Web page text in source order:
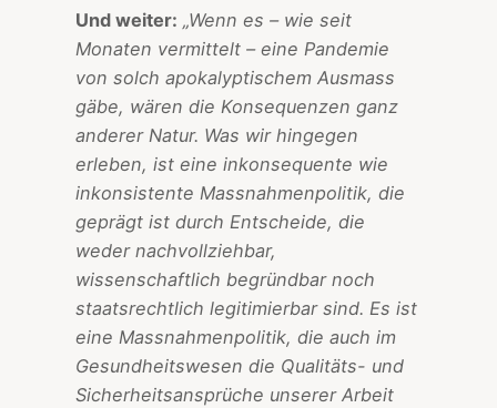
Und weiter: „Wenn es – wie seit
Monaten vermittelt – eine Pandemie
von solch apokalyptischem Ausmass
gäbe, wären die Konsequenzen ganz
anderer Natur. Was wir hingegen
erleben, ist eine inkonsequente wie
inkonsistente Massnahmenpolitik, die
geprägt ist durch Entscheide, die
weder nachvollziehbar,
wissenschaftlich begründbar noch
staatsrechtlich legitimierbar sind. Es ist
eine Massnahmenpolitik, die auch im
Gesundheitswesen die Qualitäts- und
Sicherheitsansprüche unserer Arbeit